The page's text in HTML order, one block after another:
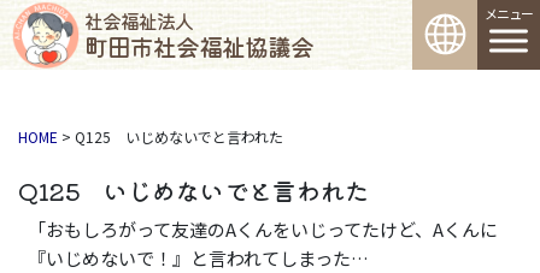
社会福祉法人
町田市社会福祉協議会
コンテンツへスキップ
メインナビゲーション
HOME > Q125 いじめないでと言われた
Q125 いじめないでと言われた
「おもしろがって友達のAくんをいじってたけど、Aくんに
『いじめないで！』と言われてしまった…